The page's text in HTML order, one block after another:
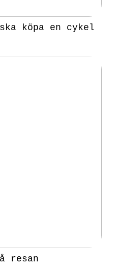
köpa en cykel
resan